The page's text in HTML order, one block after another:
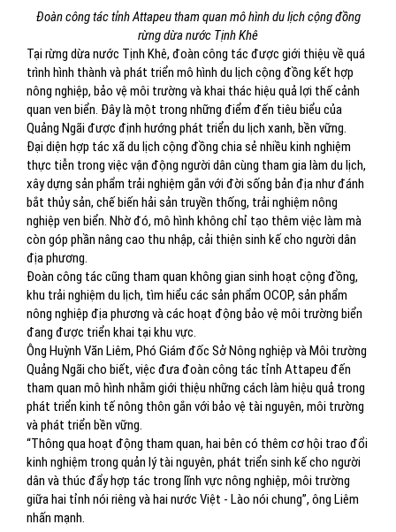
Đoàn công tác tỉnh Attapeu tham quan mô hình du lịch cộng đồng
rừng dừa nước Tịnh Khê
Tại rừng dừa nước Tịnh Khê, đoàn công tác được giới thiệu về quá
trình hình thành và phát triển mô hình du lịch cộng đồng kết hợp
nông nghiệp, bảo vệ môi trường và khai thác hiệu quả lợi thế cảnh
quan ven biển. Đây là một trong những điểm đến tiêu biểu của
Quảng Ngãi được định hướng phát triển du lịch xanh, bền vững.
Đại diện hợp tác xã du lịch cộng đồng chia sẻ nhiều kinh nghiệm
thực tiễn trong việc vận động người dân cùng tham gia làm du lịch,
xây dựng sản phẩm trải nghiệm gắn với đời sống bản địa như đánh
bắt thủy sản, chế biến hải sản truyền thống, trải nghiệm nông
nghiệp ven biển. Nhờ đó, mô hình không chỉ tạo thêm việc làm mà
còn góp phần nâng cao thu nhập, cải thiện sinh kế cho người dân
địa phương.
Đoàn công tác cũng tham quan không gian sinh hoạt cộng đồng,
khu trải nghiệm du lịch, tìm hiểu các sản phẩm OCOP, sản phẩm
nông nghiệp địa phương và các hoạt động bảo vệ môi trường biển
đang được triển khai tại khu vực.
Ông Huỳnh Văn Liêm, Phó Giám đốc Sở Nông nghiệp và Môi trường
Quảng Ngãi cho biết, việc đưa đoàn công tác tỉnh Attapeu đến
tham quan mô hình nhằm giới thiệu những cách làm hiệu quả trong
phát triển kinh tế nông thôn gắn với bảo vệ tài nguyên, môi trường
và phát triển bền vững.
“Thông qua hoạt động tham quan, hai bên có thêm cơ hội trao đổi
kinh nghiệm trong quản lý tài nguyên, phát triển sinh kế cho người
dân và thúc đẩy hợp tác trong lĩnh vực nông nghiệp, môi trường
giữa hai tỉnh nói riêng và hai nước Việt - Lào nói chung”, ông Liêm
nhấn mạnh.